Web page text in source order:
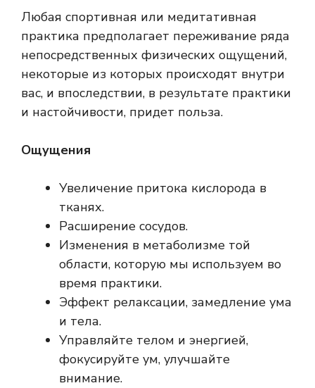
Любая спортивная или медитативная
практика предполагает переживание ряда
непосредственных физических ощущений,
некоторые из которых происходят внутри
вас, и впоследствии, в результате практики
и настойчивости, придет польза.
Ощущения
Увеличение притока кислорода в
тканях.
Расширение сосудов.
Изменения в метаболизме той
области, которую мы используем во
время практики.
Эффект релаксации, замедление ума
и тела.
Управляйте телом и энергией,
фокусируйте ум, улучшайте
внимание.